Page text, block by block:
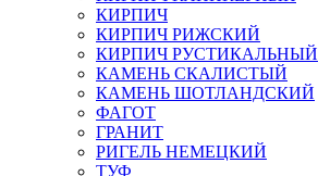
КИРПИЧ
КИРПИЧ РИЖСКИЙ
КИРПИЧ РУСТИКАЛЬНЫЙ
КАМЕНЬ СКАЛИСТЫЙ
КАМЕНЬ ШОТЛАНДСКИЙ
ФАГОТ
ГРАНИТ
РИГЕЛЬ НЕМЕЦКИЙ
ТУФ